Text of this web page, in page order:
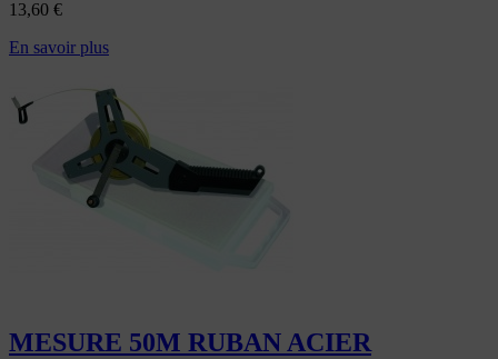
13,60 €
En savoir plus
MESURE 50M RUBAN ACIER